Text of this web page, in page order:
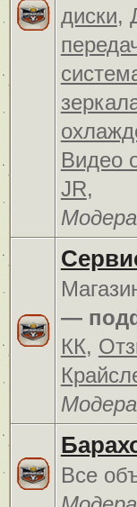
диски,
Видео
JR,
—
КК,
Все